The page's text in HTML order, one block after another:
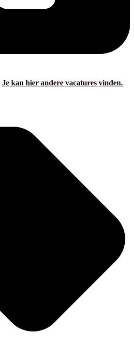
Je kan hier andere vacatures vinden.